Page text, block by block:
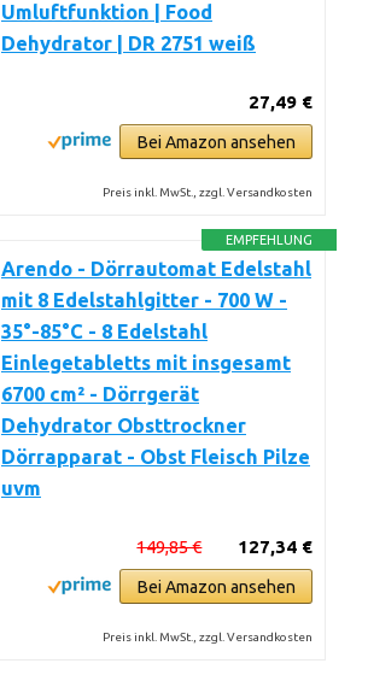
Umluftfunktion | Food
Dehydrator | DR 2751 weiß
27,49 €
Bei Amazon ansehen
Preis inkl. MwSt., zzgl. Versandkosten
EMPFEHLUNG
Arendo - Dörrautomat Edelstahl
mit 8 Edelstahlgitter - 700 W -
35°-85°C - 8 Edelstahl
Einlegetabletts mit insgesamt
6700 cm² - Dörrgerät
Dehydrator Obsttrockner
Dörrapparat - Obst Fleisch Pilze
uvm
127,34 €
149,85 €
Bei Amazon ansehen
Preis inkl. MwSt., zzgl. Versandkosten